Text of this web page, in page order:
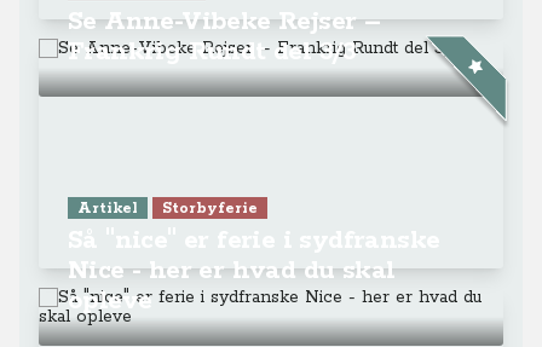
Se Anne-Vibeke Rejser –
Frankrig Rundt del 3/3
Artikel Storbyferie
Nice - her er hvad du skal
opleve